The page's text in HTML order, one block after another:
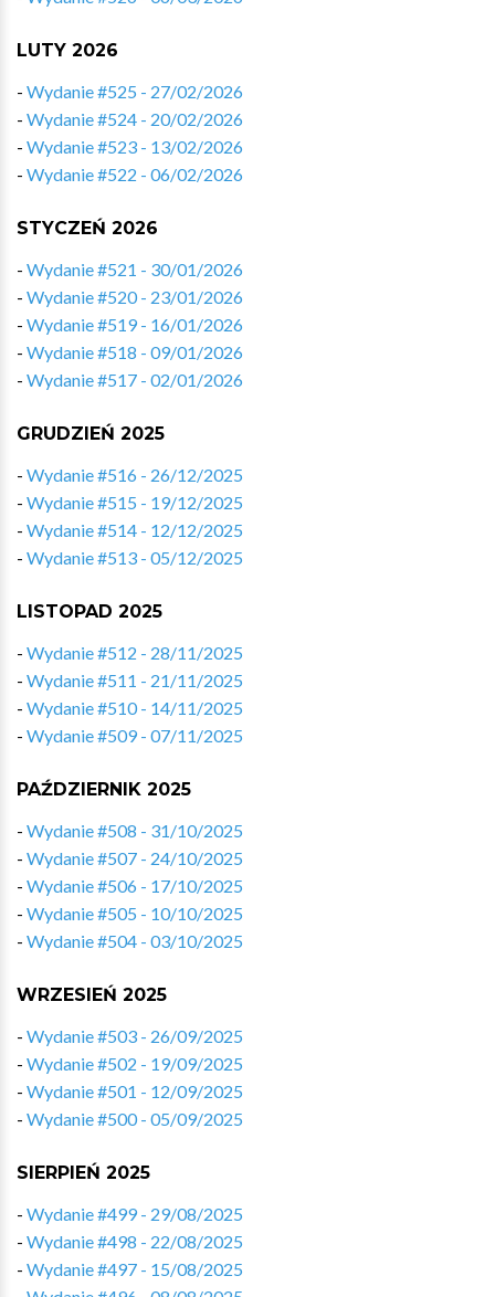
LUTY 2026
- Wydanie #525 - 27/02/2026
- Wydanie #524 - 20/02/2026
- Wydanie #523 - 13/02/2026
- Wydanie #522 - 06/02/2026
STYCZEŃ 2026
- Wydanie #521 - 30/01/2026
- Wydanie #520 - 23/01/2026
- Wydanie #519 - 16/01/2026
- Wydanie #518 - 09/01/2026
- Wydanie #517 - 02/01/2026
GRUDZIEŃ 2025
- Wydanie #516 - 26/12/2025
- Wydanie #515 - 19/12/2025
- Wydanie #514 - 12/12/2025
- Wydanie #513 - 05/12/2025
LISTOPAD 2025
- Wydanie #512 - 28/11/2025
- Wydanie #511 - 21/11/2025
- Wydanie #510 - 14/11/2025
- Wydanie #509 - 07/11/2025
PAŹDZIERNIK 2025
- Wydanie #508 - 31/10/2025
- Wydanie #507 - 24/10/2025
- Wydanie #506 - 17/10/2025
- Wydanie #505 - 10/10/2025
- Wydanie #504 - 03/10/2025
WRZESIEŃ 2025
- Wydanie #503 - 26/09/2025
- Wydanie #502 - 19/09/2025
- Wydanie #501 - 12/09/2025
- Wydanie #500 - 05/09/2025
SIERPIEŃ 2025
- Wydanie #499 - 29/08/2025
- Wydanie #498 - 22/08/2025
- Wydanie #497 - 15/08/2025